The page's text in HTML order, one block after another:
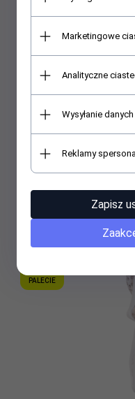
Anioł
TYLKO
PALECIE
Marketingowe
Analityczne
Wysyłanie
Reklamy
Zapisz